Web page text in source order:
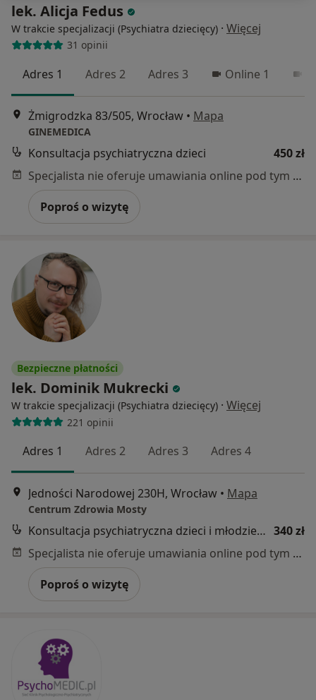
lek. Alicja Fedus
W trakcie specjalizacji (Psychiatra dziecięcy) · Więcej
31 opinii
Adres 1 Adres 2 Adres 3 Online 1
Żmigrodzka 83/505, Wrocław • Mapa
GINEMEDICA
Konsultacja psychiatryczna dzieci
450 zł
Specjalista nie oferuje umawiania online pod tym adresem.
Poproś o wizytę
Bezpieczne płatności
lek. Dominik Mukrecki
W trakcie specjalizacji (Psychiatra dziecięcy) · Więcej
221 opinii
Adres 1 Adres 2 Adres 3 Adres 4
Jedności Narodowej 230H, Wrocław • Mapa
Centrum Zdrowia Mosty
Konsultacja psychiatryczna dzieci i młodzieży - kolejna wizyta 340 zł
Specjalista nie oferuje umawiania online pod tym adresem.
Poproś o wizytę